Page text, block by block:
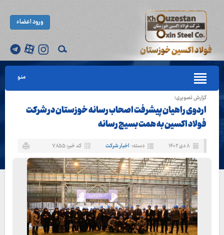
ورود اعضاء
منو
گزارش تصویری؛
اردوی راهیان پیشرفت اصحاب رسانه خوزستان در شرکت
فولاد اکسین به همت بسیج رسانه
۸ دی ۱۴۰۲ دسته: اخبار شرکت کد خبر: ۷۸۵۵